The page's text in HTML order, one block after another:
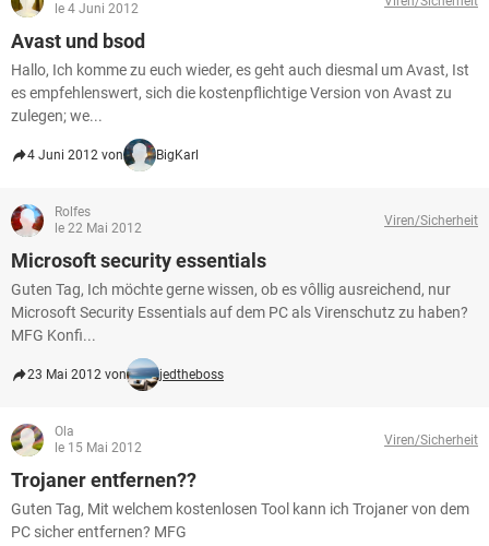
FACEBOOKle 4 Juni 2012
Avast und bsod
Hallo, Ich komme zu euch wieder, es geht auch diesmal um Avast, Ist
es empfehlenswert, sich die kostenpflichtige Version von Avast zu
zulegen; we...
4 Juni 2012 von BigKarl
Rolfes
le 22 Mai 2012
Viren/Sicherheit
Microsoft security essentials
Guten Tag, Ich möchte gerne wissen, ob es vôllig ausreichend, nur
Microsoft Security Essentials auf dem PC als Virenschutz zu haben?
MFG Konfi...
23 Mai 2012 von jedtheboss
Ola
le 15 Mai 2012
Viren/Sicherheit
Trojaner entfernen??
Guten Tag, Mit welchem kostenlosen Tool kann ich Trojaner von dem
PC sicher entfernen? MFG